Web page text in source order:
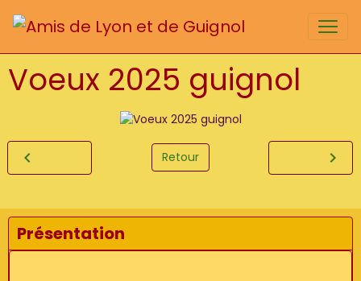
Voeux 2025 guignol
Retour
Présentation